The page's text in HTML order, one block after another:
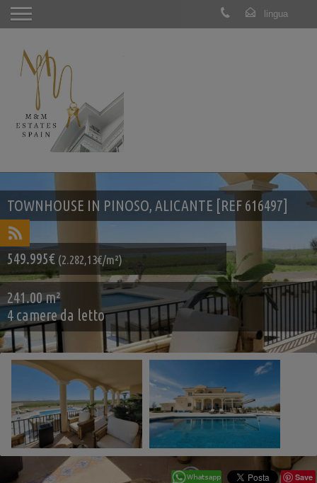
TOWNHOUSE IN PINOSO, ALICANTE [REF 616497]
549.995€ (2.282,13€/m²)
241.00 m²
4 camere da letto
Save